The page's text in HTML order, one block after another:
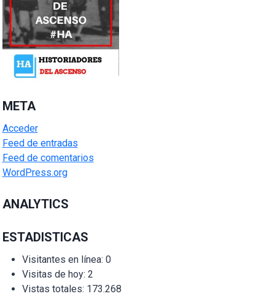
META
Acceder
Feed de entradas
Feed de comentarios
WordPress.org
ANALYTICS
ESTADISTICAS
Visitantes en línea: 0
Visitas de hoy: 2
Vistas totales: 173.268